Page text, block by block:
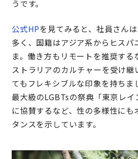
うです。
公式HPを見てみると、社員さん
多く、国籍はアジア系からヒスパ
ま。働き方もリモートを推奨する
ストラリアのカルチャーを受け継
てもフレキシブルな印象を持ちま
最大級のLGBTsの祭典「東京レイ
に協賛するなど、性の多様性にも
タンスを示しています。